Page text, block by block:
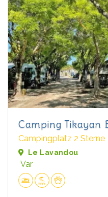
Camping Tikayan
Campingplatz 2 Sterne
Le Lavandou
Var